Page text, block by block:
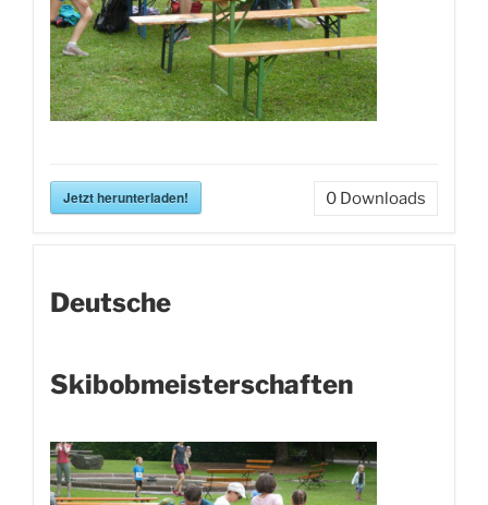
Jetzt herunterladen! 0 Downloads
Deutsche
Skibobmeisterschaften